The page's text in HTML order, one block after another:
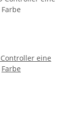
eine
Farbe